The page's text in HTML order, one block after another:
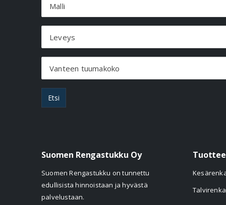
Malli
Leveys
Vanteen tuumakoko
Etsi
Suomen Rengastukku Oy
Suomen Rengastukku on tunnettu
edullisista hinnoistaan ja hyvästä
palvelustaan.